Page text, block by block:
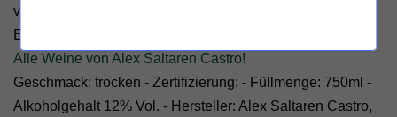
vergessen.
Empfohlen von Suffkopp Iskander
Alle Weine von Alex Saltaren Castro!
Geschmack: trocken - Zertifizierung: - Füllmenge: 750ml -
Alkoholgehalt 12% Vol. - Hersteller: Alex Saltaren Castro,